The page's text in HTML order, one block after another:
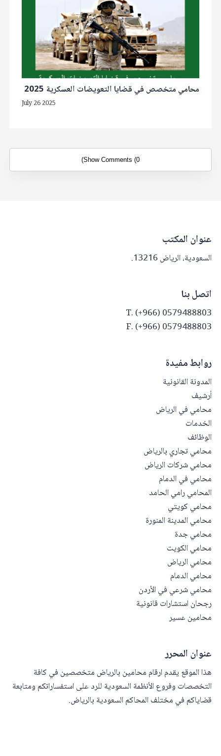
محامي متخصص في قضايا التعويضات العسكرية 2025
July 26 2025
Show Comments (0)
عنوان المكتب
السعودية، الرياض 13216.
اتصل بنا
T. (+966) 0579488803
F. (+966) 0579488803
روابط مفيدة
المدونة القانونية
أرشيف
محامي في الرياض
الخدمات
الوظائف
محامي تجاري بالرياض
محامي شركات الرياض
محامي في الدمام
المحامي رامي الحامد
محامي كويتي
محامي المدينة المنورة
محامي جدة
محامي الكويت
محامي الرياض
محامي الدمام
محامي شرعي في الأردن
رجحان استشارات قانونية
محامين عسير
عنوان المحرر
هذا الموقع يقدم ارقام محامين بالرياض متخصصين في كافة
التخصصات وفروع الأنظمة السعودية للرد على استفساراتكم ومتابعة
قضاياكم في مختلف المحاكم السعودية بالرياض.